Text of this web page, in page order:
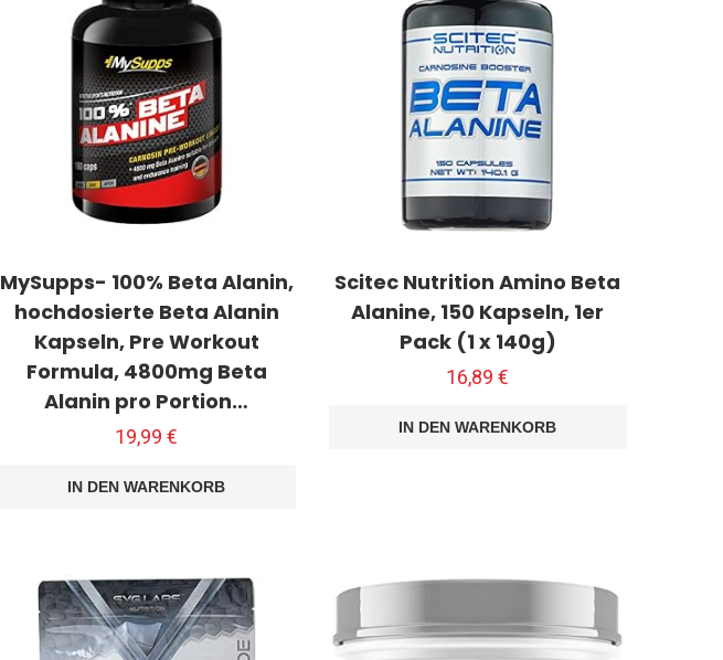
MySupps- 100% Beta Alanin,
hochdosierte Beta Alanin
Kapseln, Pre Workout
Formula, 4800mg Beta
Alanin pro Portion…
19,99€
IN DEN WARENKORB
Scitec Nutrition Amino Beta
Alanine, 150 Kapseln, 1er
Pack (1 x 140g)
16,89€
IN DEN WARENKORB